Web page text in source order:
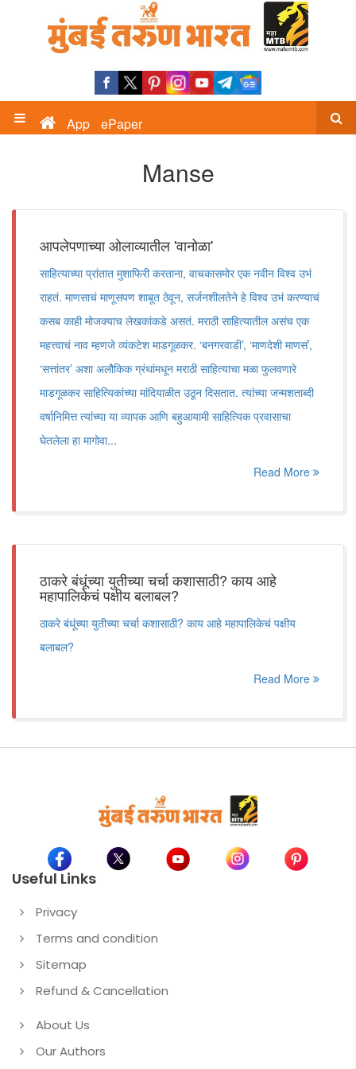
App ePaper
Manse
आपलेपणाच्या ओलाव्यातील 'वानोळा'
साहित्याच्या प्रांतात मुशाफिरी करताना, वाचकासमोर एक नवीन विश्व उभं
राहतं. माणसाचं माणूसपण शाबूत ठेवून, सर्जनशीलतेने हे विश्व उभं करण्याचं
कसब काही मोजक्याच लेखकांकडे असतं. मराठी साहित्यातील असंच एक
महत्त्वाचं नाव म्हणजे व्यंकटेश माडगूळकर. ‌‘बनगरवाडी‌’, ‌‘माणदेशी माणसं‌’,
‌‘सत्तांतर‌’ अशा अलौकिक ग्रंथांमधून मराठी साहित्याचा मळा फुलवणारे
माडगूळकर साहित्यिकांच्या मांदियाळीत उठून दिसतात. त्यांच्या जन्मशताब्दी
वर्षानिमित्त त्यांच्या या व्यापक आणि बहुआयामी साहित्यिक प्रवासाचा
घेतलेला हा मागोवा...
Read More
ठाकरे बंधूंच्या युतीच्या चर्चा कशासाठी? काय आहे
महापालिकेचं पक्षीय बलाबल?
ठाकरे बंधूंच्या युतीच्या चर्चा कशासाठी? काय आहे महापालिकेचं पक्षीय
बलाबल?
Read More
Useful Links
Privacy
Terms and condition
Sitemap
Refund & Cancellation
About Us
Our Authors